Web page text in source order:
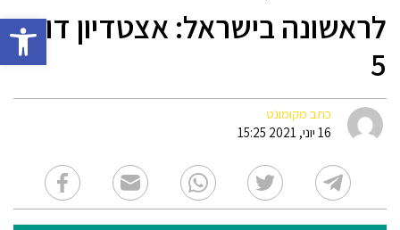
פתחלראשונה בישראל: אצטדיון דור
5
כתב מקומונט
16 יוני, 2021 15:25